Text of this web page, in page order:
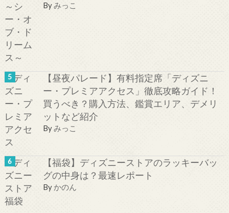
Byみっこ
【昼夜パレード】有料指定席「ディズニ
ー・プレミアアクセス」徹底攻略ガイド！
買うべき？購入方法、鑑賞エリア、デメリ
ットなど紹介
Byみっこ
【福袋】ディズニーストアのラッキーバッ
グの中身は？最速レポート
By かのん